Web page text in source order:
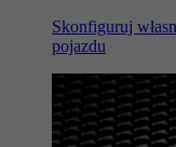
Skonfiguruj
pojazdu